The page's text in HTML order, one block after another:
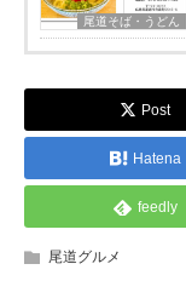
尾道そば・うどん
Post
Hatena
feedly
尾道グルメ